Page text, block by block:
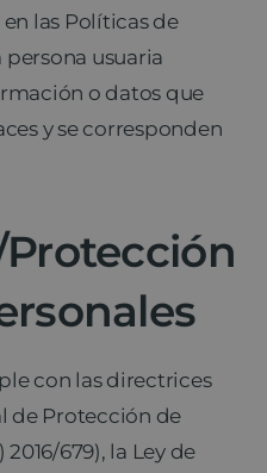
las Políticas de
usuaria
o datos que
y se corresponden
con las directrices
de Protección de
679), la Ley de